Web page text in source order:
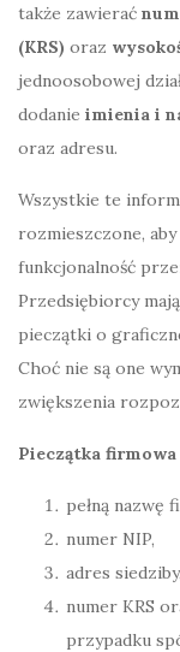
także zawierać
(KRS) oraz
jednoosobowej
dodanie imienia i
oraz adresu.
Wszystkie te
rozmieszczone,
funkcjonalność
Przedsiębiorcy
pieczątki o
Choć nie są one
zwiększenia
Pieczątka
pełną nazwę
numer NIP,
adres siedziby,
numer KRS
przypadku